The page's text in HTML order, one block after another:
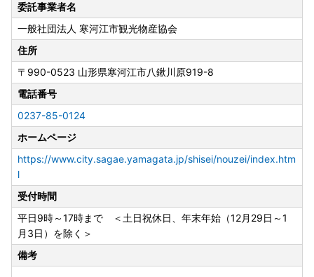
＜ふるまどからの申請＞
公的個人認証アプリ「IAM」を使用します。
ふるさと納税総合窓口「ふるまど」
※オンライン申請が受理している場合は、ワンストップ申請
書のご返送は不要です。
▼ 紙の申請書を郵送の場合 ▼
申請書は必要情報を記載の上、添付書類とともに寄附の翌年
＜ワンストップ特例申請書の送付先＞
〒990-0523
山形県寒河江市八鍬河原919-8
寒河江市ふるさと納税受付センター
委託事業者名
一般社団法人 寒河江市観光物産協会
住所
〒990-0523 山形県寒河江市八鍬川原919-8
電話番号
0237-85-0124
ホームページ
https://www.city.sagae.yamagata.jp/shisei/nouzei/index.htm
l
受付時間
平日9時～17時まで ＜土日祝休日、年末年始（12月29日～1
月3日）を除く＞
備考